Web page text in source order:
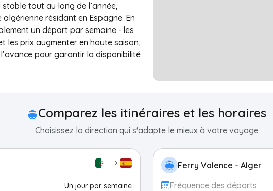
stable tout au long de l’année,
résidant en Espagne. En
un départ par semaine - les
les prix augmenter en haute saison,
pour garantir la disponibilité
Comparez les itinéraires et les horaires
Choisissez la direction qui s'adapte le mieux à votre voyage
Un jour par semaine
Ferry Valence - Alger
Fréquence des départs